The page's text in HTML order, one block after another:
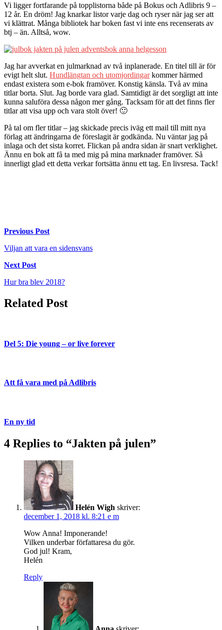
Vi ligger fortfarande på topplistorna både på Bokus och Adlibris 9 –
12 år. En dröm! Jag knarkar listor varje dag och ryser när jag ser att
vi klättrat. Många bibliotek har boken fast vi inte ens recenserats av
btj – än. Alltså, wow.
Jag har avverkat en julmarknad av två inplanerade. En titel till är för
evigt helt slut. Hundlängtan och utomjordingarkommer härmed
endast existera som e-bok framöver. Konstig känsla. Två av mina
titlar borta. Slut. Jag borde vara glad. Samtidigt är det sorgligt att inte
kunna saluföra dessa någon mer gång. Tacksam för att det finns fler
titlar att visa upp och vara stolt över! 🙂
På tal om fler titlar – jag skickade precis iväg ett mail till mitt nya
förlag att ändringarna de föreslagit är godkända. Nu väntar jag på
inlaga och det sista korret. Flickan på andra sidan är snart verklighet.
Ännu en bok att få ta med mig på mina marknader framöver. Så
innerligt glad ett detta verkar fortsätta ännu ett tag. En livsresa. Tack!
Inläggsnavigering
Previous Post
Viljan att vara en sidensvans
Next Post
Hur bra blev 2018?
Related Post
Del 5: Die young – or live forever
Att få vara med på Adlibris
En ny tid
4 Replies to “Jakten på julen”
Helén Wigh skriver:
december 1, 2018 kl. 8:21 e m
Wow Anna! Imponerande!
Vilken underbar författaresa du gör.
God jul! Kram,
Helén
Reply